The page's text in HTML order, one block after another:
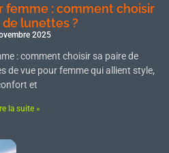
femme : comment choisir
de lunettes ?
2025
: comment choisir sa paire de
de vue pour femme qui allient style,
et
la suite »